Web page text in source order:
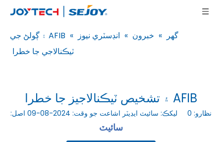
گهر » خبرون » انڊسٽري نيوز »
AFIB ۽ ڳولڻ جي
ٽيڪنالاجي جا خطرا
AFIB ۽ تشخيص ٽيڪنالاجيز جا خطرا
نظارو: 0 ليکڪ: سائيٽ ايڊيٽر اشاعت جو وقت: 2024-08-09 اصل:
سائيٽ